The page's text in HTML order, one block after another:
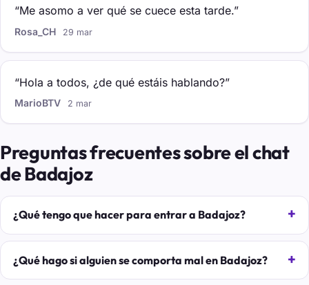
“Me asomo a ver qué se cuece esta tarde.”
Rosa_CH 29 mar
“Hola a todos, ¿de qué estáis hablando?”
MarioBTV 2 mar
Preguntas frecuentes sobre el chat
de Badajoz
¿Qué tengo que hacer para entrar a Badajoz?
¿Qué hago si alguien se comporta mal en Badajoz?